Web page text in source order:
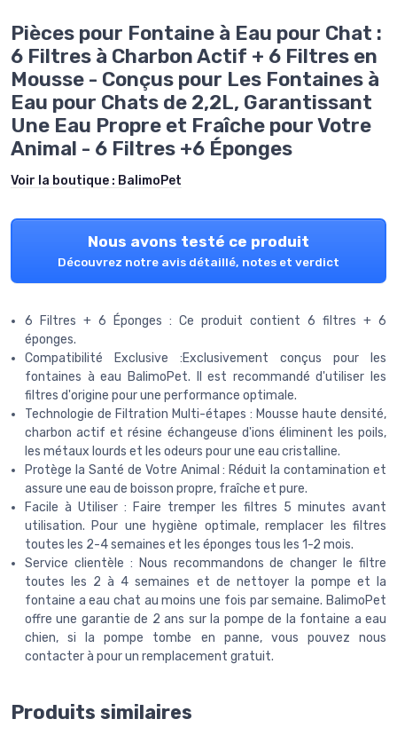
Pièces pour Fontaine à Eau pour Chat :
6 Filtres à Charbon Actif + 6 Filtres en
Mousse - Conçus pour Les Fontaines à
Eau pour Chats de 2,2L, Garantissant
Une Eau Propre et Fraîche pour Votre
Animal - 6 Filtres +6 Éponges
Voir la boutique : BalimoPet
Nous avons testé ce produit
Découvrez notre avis détaillé, notes et verdict
6 Filtres + 6 Éponges : Ce produit contient 6 filtres + 6
éponges.
Compatibilité Exclusive :Exclusivement conçus pour les
fontaines à eau BalimoPet. Il est recommandé d'utiliser les
filtres d'origine pour une performance optimale.
Technologie de Filtration Multi-étapes : Mousse haute densité,
charbon actif et résine échangeuse d'ions éliminent les poils,
les métaux lourds et les odeurs pour une eau cristalline.
Protège la Santé de Votre Animal : Réduit la contamination et
assure une eau de boisson propre, fraîche et pure.
Facile à Utiliser : Faire tremper les filtres 5 minutes avant
utilisation. Pour une hygiène optimale, remplacer les filtres
toutes les 2-4 semaines et les éponges tous les 1-2 mois.
Service clientèle : Nous recommandons de changer le filtre
toutes les 2 à 4 semaines et de nettoyer la pompe et la
fontaine a eau chat au moins une fois par semaine. BalimoPet
offre une garantie de 2 ans sur la pompe de la fontaine a eau
chien, si la pompe tombe en panne, vous pouvez nous
contacter à pour un remplacement gratuit.
Produits similaires